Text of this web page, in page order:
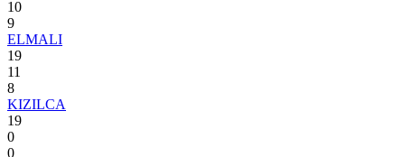
10
9
ELMALI
19
11
8
KIZILCA
19
0
0